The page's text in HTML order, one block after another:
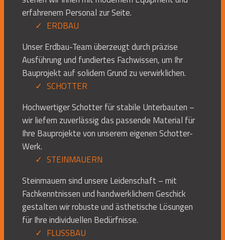
erfahrenem Personal zur Seite.
ERDBAU
Unser Erdbau-Team überzeugt durch präzise
Ausführung und fundiertes Fachwissen, um Ihr
Bauprojekt auf solidem Grund zu verwirklichen.
SCHOTTER
Hochwertiger Schotter für stabile Unterbauten –
wir liefern zuverlässig das passende Material für
Ihre Bauprojekte von unserem eigenen Schotter-
Werk.
STEINMAUERN
Steinmauern sind unsere Leidenschaft – mit
Fachkenntnissen und handwerklichem Geschick
gestalten wir robuste und ästhetische Lösungen
für Ihre individuellen Bedürfnisse.
FLUSSBAU